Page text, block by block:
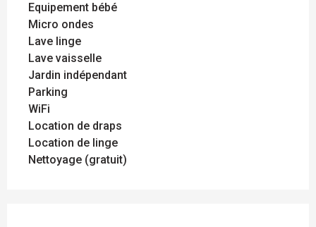
Equipement bébé
Micro ondes
Lave linge
Lave vaisselle
Jardin indépendant
Parking
WiFi
Location de draps
Location de linge
Nettoyage (gratuit)